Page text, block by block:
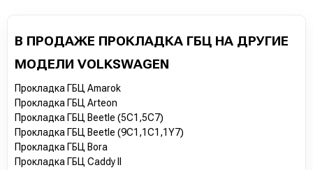
В ПРОДАЖЕ ПРОКЛАДКА ГБЦ НА ДРУГИЕ
МОДЕЛИ VOLKSWAGEN
Прокладка ГБЦ Amarok
Прокладка ГБЦ Arteon
Прокладка ГБЦ Beetle (5C1,5C7)
Прокладка ГБЦ Beetle (9C1,1C1,1Y7)
Прокладка ГБЦ Bora
Прокладка ГБЦ Caddy II